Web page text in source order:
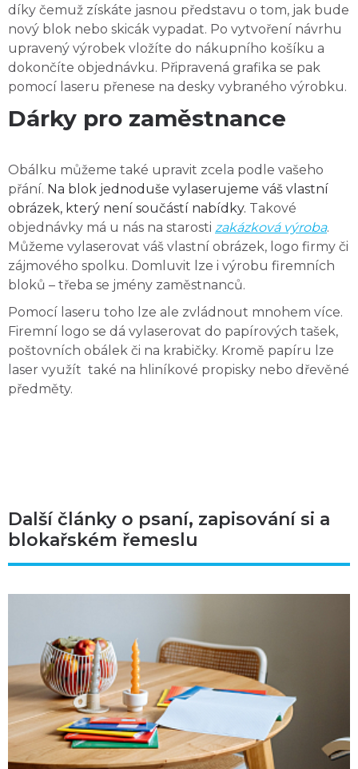
díky čemuž získáte jasnou představu o tom, jak bude
nový blok nebo skicák vypadat. Po vytvoření návrhu
upravený výrobek vložíte do nákupního košíku a
dokončíte objednávku. Připravená grafika se pak
pomocí laseru přenese na desky vybraného výrobku.
Dárky pro zaměstnance
Obálku můžeme také upravit zcela podle vašeho
přání. Na blok jednoduše vylaserujeme váš vlastní
obrázek, který není součástí nabídky. Takové
objednávky má u nás na starosti zakázková výroba.
Můžeme vylaserovat váš vlastní obrázek, logo firmy či
zájmového spolku. Domluvit lze i výrobu firemních
bloků – třeba se jmény zaměstnanců.
Pomocí laseru toho lze ale zvládnout mnohem více.
Firemní logo se dá vylaserovat do papírových tašek,
poštovních obálek či na krabičky. Kromě papíru lze
laser využít také na hliníkové propisky nebo dřevěné
předměty.
Další články o psaní, zapisování si a
blokařském řemeslu